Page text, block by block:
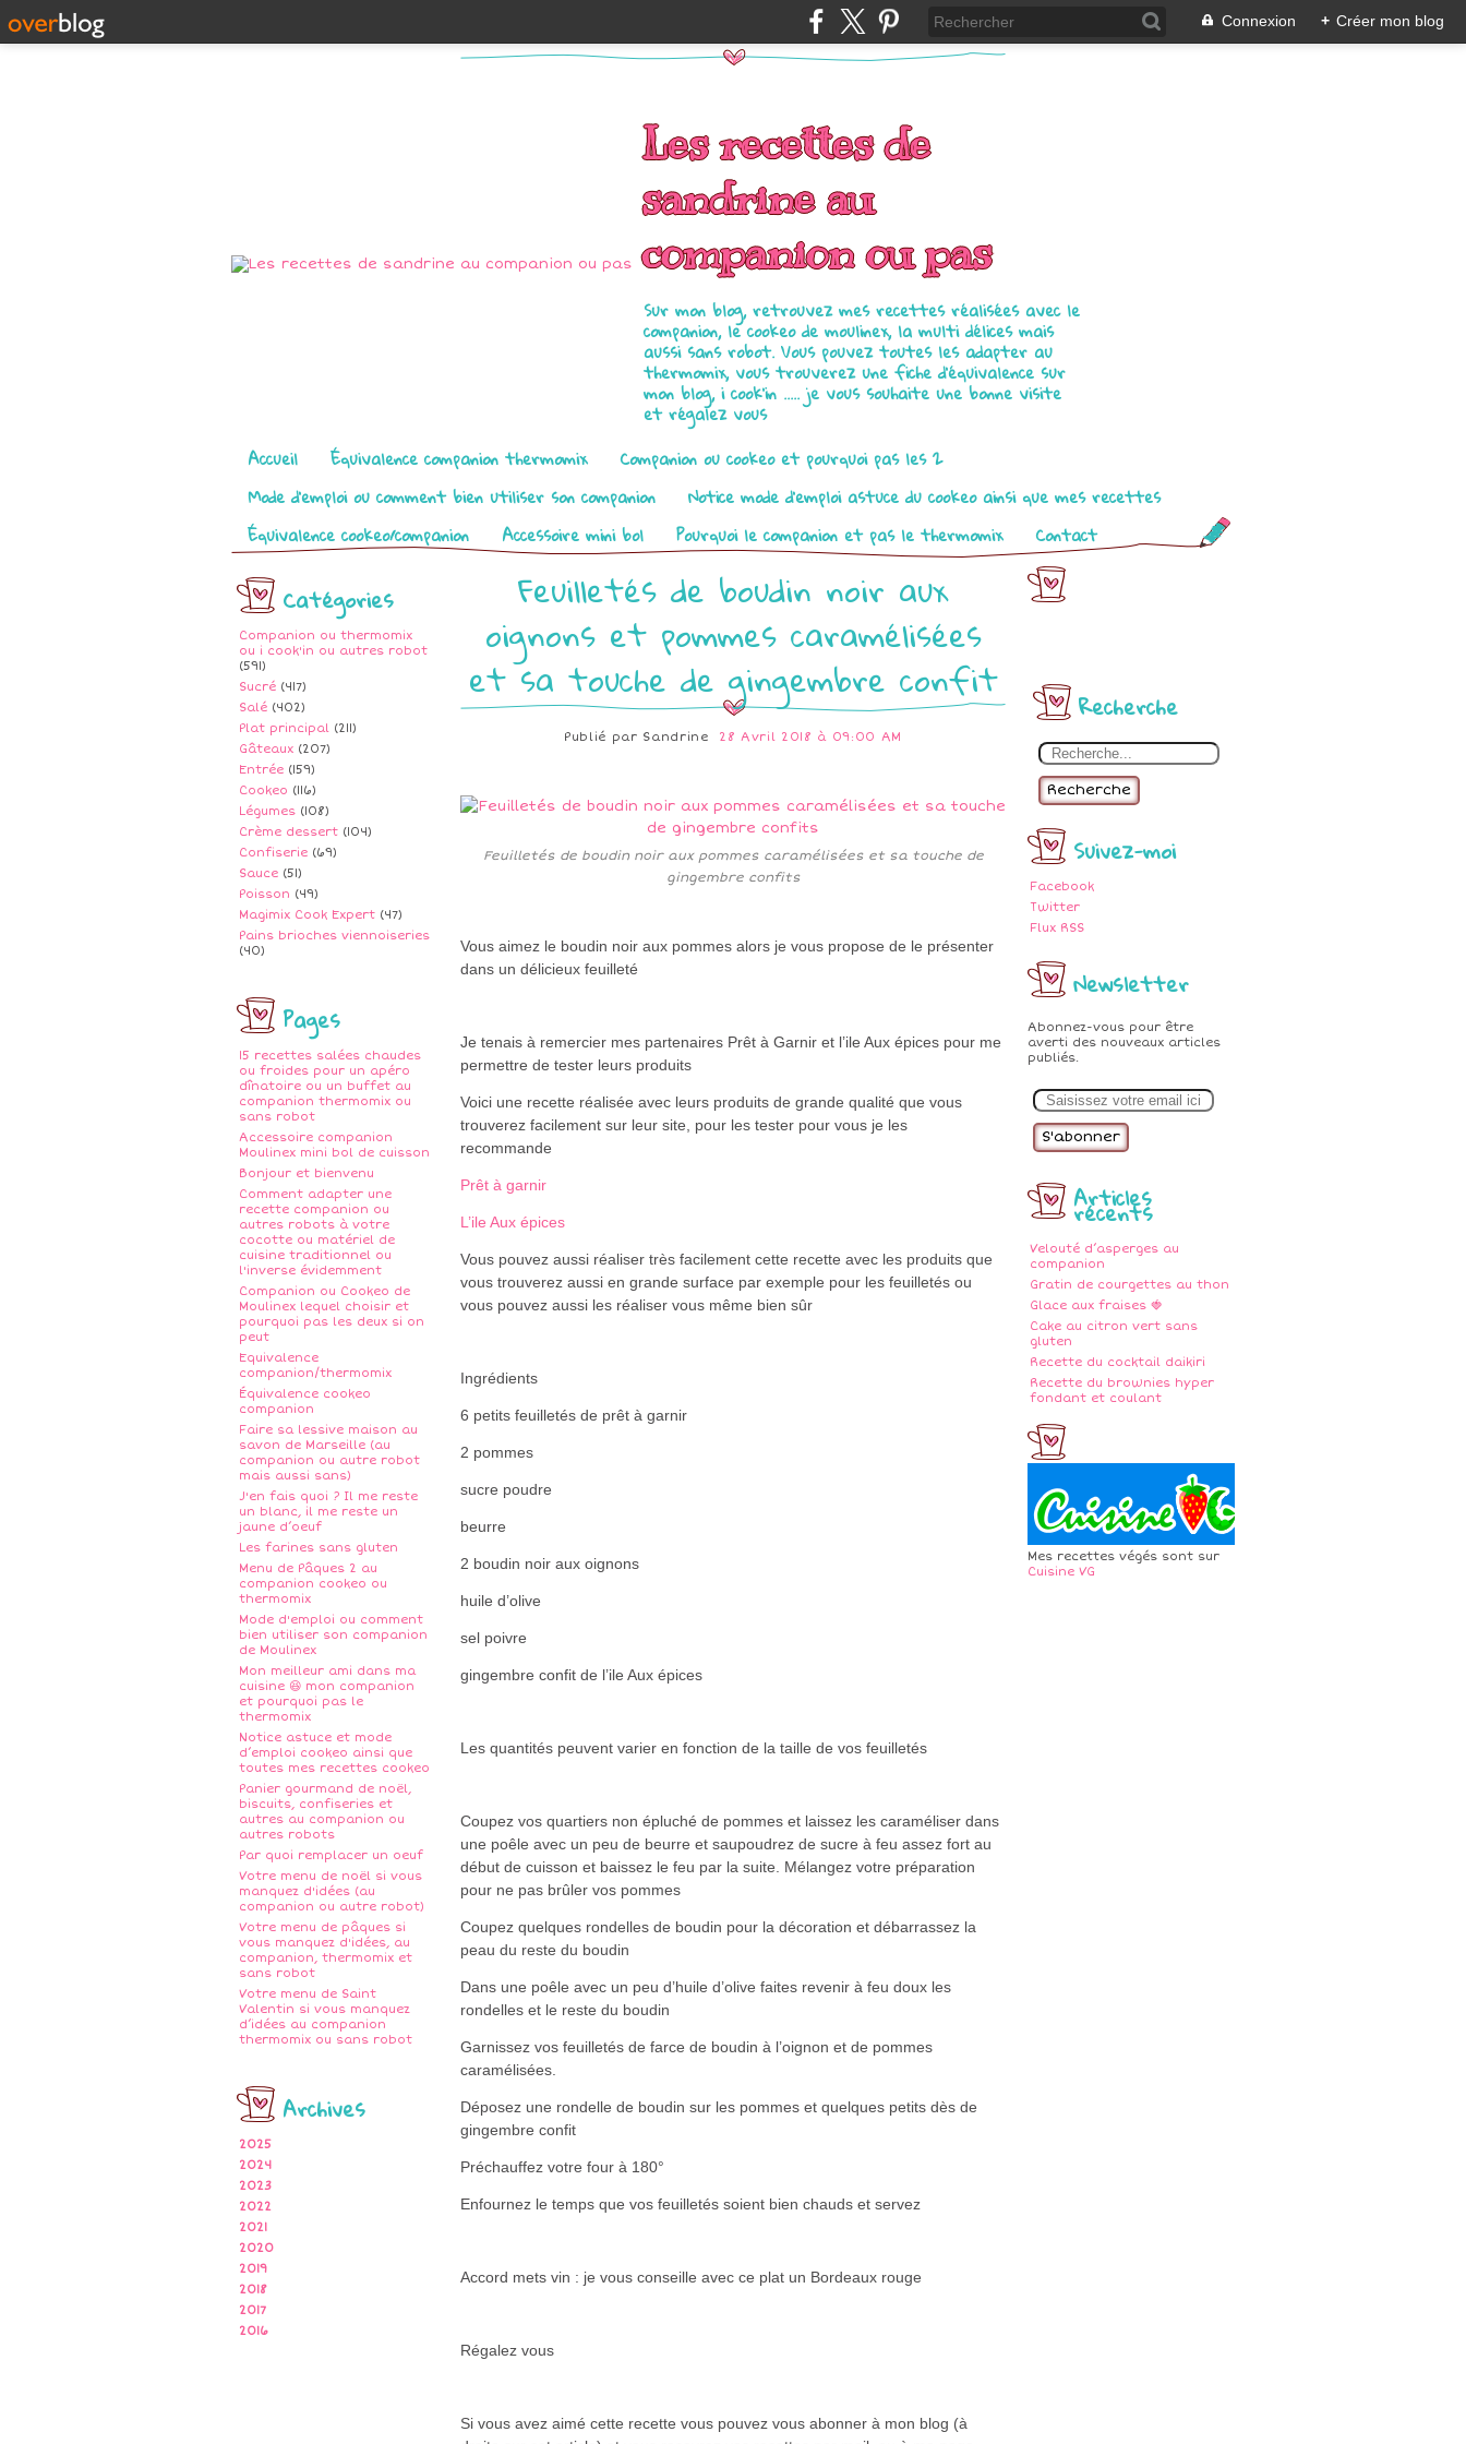
Connexion + Créer mon blog
Les recettes de
sandrine au
companion ou pas
Sur mon blog, retrouvez mes recettes réalisées avec le
companion, le cookeo de moulinex, la multi délices mais
aussi sans robot. Vous pouvez toutes les adapter au
thermomix, vous trouverez une fiche d'équivalence sur
mon blog, i cook'in ..... je vous souhaite une bonne visite
et régalez vous
Pages
Accueil Équivalence companion thermomix
Companion ou cookeo et pourquoi pas les 2
Mode d’emploi ou comment bien utiliser son companion
Notice mode d’emploi astuce du cookeo ainsi que mes recettes
Équivalence cookeo/companion
Accessoire mini bol Pourquoi le companion et pas le thermomix Contact
Catégories
Companion ou thermomix
ou i cook'in ou autres robot
(591)
Sucré (417)
Salé (402)
Plat principal (211)
Gâteaux (207)
Entrée (159)
Cookeo (116)
Légumes (108)
Crème dessert (104)
Confiserie (69)
Sauce (51)
Poisson (49)
Magimix Cook Expert (47)
Pains brioches viennoiseries
(40)
Pages
15 recettes salées chaudes
ou froides pour un apéro
dînatoire ou un buffet au
companion thermomix ou
sans robot
Accessoire companion
Moulinex mini bol de cuisson
Bonjour et bienvenu
Comment adapter une
recette companion ou
autres robots à votre
cocotte ou matériel de
cuisine traditionnel ou
l'inverse évidemment
Companion ou Cookeo de
Moulinex lequel choisir et
pourquoi pas les deux si on
peut
Equivalence
companion/thermomix
Équivalence cookeo
companion
Faire sa lessive maison au
savon de Marseille (au
companion ou autre robot
mais aussi sans)
J'en fais quoi ? Il me reste
un blanc, il me reste un
jaune d’oeuf
Les farines sans gluten
Menu de Pâques 2 au
companion cookeo ou
thermomix
Mode d'emploi ou comment
bien utiliser son companion
de Moulinex
Mon meilleur ami dans ma
cuisine 😆 mon companion
et pourquoi pas le
thermomix
Notice astuce et mode
d’emploi cookeo ainsi que
toutes mes recettes cookeo
Panier gourmand de noël,
biscuits, confiseries et
autres au companion ou
autres robots
Par quoi remplacer un oeuf
Votre menu de noël si vous
manquez d'idées (au
companion ou autre robot)
Votre menu de pâques si
vous manquez d'idées, au
companion, thermomix et
sans robot
Votre menu de Saint
Valentin si vous manquez
d’idées au companion
thermomix ou sans robot
Archives
2025
2024
2023
2022
2021
2020
2019
2018
2017
2016
Recherche
Recherche
Suivez-moi
Facebook
Twitter
Flux RSS
Newsletter
Abonnez-vous pour être
averti des nouveaux articles
publiés.
m
Articles
récents
Velouté d’asperges au
companion
Gratin de courgettes au thon
Glace aux fraises 🍓
Cake au citron vert sans
gluten
Recette du cocktail daikiri
Recette du brownies hyper
fondant et coulant
Mes recettes végés sont sur
Cuisine VG
Feuilletés de boudin noir aux
oignons et pommes caramélisées
et sa touche de gingembre confit
Publié par Sandrine 28 Avril 2018 à 09:00 AM
Feuilletés de boudin noir aux pommes caramélisées et sa touche de
gingembre confits
Vous aimez le boudin noir aux pommes alors je vous propose de le présenter
dans un délicieux feuilleté
Je tenais à remercier mes partenaires Prêt à Garnir et l’ile Aux épices pour me
permettre de tester leurs produits
Voici une recette réalisée avec leurs produits de grande qualité que vous
trouverez facilement sur leur site, pour les tester pour vous je les
recommande
Prêt à garnir
L’ile Aux épices
Vous pouvez aussi réaliser très facilement cette recette avec les produits que
vous trouverez aussi en grande surface par exemple pour les feuilletés ou
vous pouvez aussi les réaliser vous même bien sûr
Ingrédients
6 petits feuilletés de prêt à garnir
2 pommes
sucre poudre
beurre
2 boudin noir aux oignons
huile d’olive
sel poivre
gingembre confit de l’ile Aux épices
Les quantités peuvent varier en fonction de la taille de vos feuilletés
Coupez vos quartiers non épluché de pommes et laissez les caraméliser dans
une poêle avec un peu de beurre et saupoudrez de sucre à feu assez fort au
début de cuisson et baissez le feu par la suite. Mélangez votre préparation
pour ne pas brûler vos pommes
Coupez quelques rondelles de boudin pour la décoration et débarrassez la
peau du reste du boudin
Dans une poêle avec un peu d’huile d’olive faites revenir à feu doux les
rondelles et le reste du boudin
Garnissez vos feuilletés de farce de boudin à l’oignon et de pommes
caramélisées.
Déposez une rondelle de boudin sur les pommes et quelques petits dès de
gingembre confit
Préchauffez votre four à 180°
Enfournez le temps que vos feuilletés soient bien chauds et servez
Accord mets vin : je vous conseille avec ce plat un Bordeaux rouge
Régalez vous
Si vous avez aimé cette recette vous pouvez vous abonner à mon blog (à